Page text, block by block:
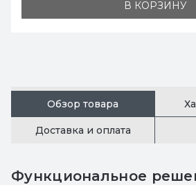
В КОРЗИНУ
Обзор товара
Доставка и оплата
Функциональное